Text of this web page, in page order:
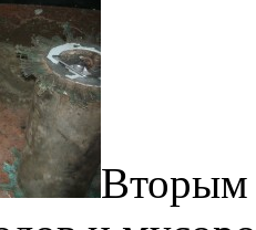
Вторым